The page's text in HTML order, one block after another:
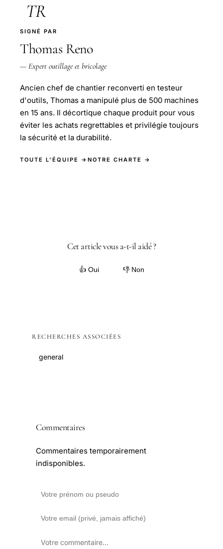
TR
SIGNÉ PAR
Thomas Reno
— Expert outillage et bricolage
Ancien chef de chantier reconverti en testeur
d'outils, Thomas a manipulé plus de 500 machines
en 15 ans. Il décortique chaque produit pour vous
éviter les achats regrettables et privilégie toujours
la sécurité et la durabilité.
TOUTE L'ÉQUIPE → NOTRE CHARTE →
Cet article vous a-t-il aidé ?
👍 Oui 👎 Non
RECHERCHES ASSOCIÉES
general
Commentaires
Commentaires temporairement
indisponibles.